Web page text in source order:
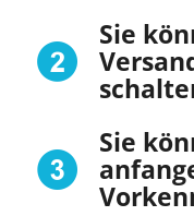
Sie
Sie